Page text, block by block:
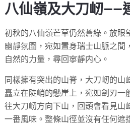
八仙嶺及大刀屻——
初秋的八仙嶺芒草仍然蒼綠。放眼
幽靜氛圍，宛如置身瑞士山脈之間
自然的力量，尋回寧靜内心。
同樣擁有突出的山脊，大刀屻的山
矗立在陡峭的懸崖上，宛如劍刃一
往大刀屻方向下山，回頭會看見山
一番風味。整條山徑並沒有任何遮